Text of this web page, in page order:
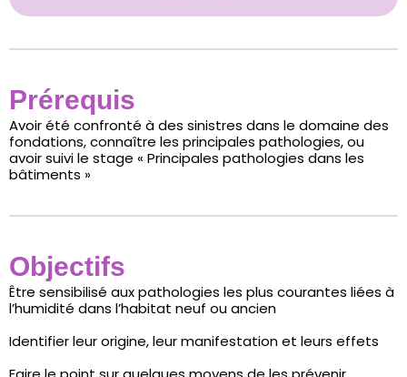
Prérequis
Avoir été confronté à des sinistres dans le domaine des
fondations, connaître les principales pathologies, ou
avoir suivi le stage « Principales pathologies dans les
bâtiments »
Objectifs
Être sensibilisé aux pathologies les plus courantes liées à
l’humidité dans l’habitat neuf ou ancien
Identifier leur origine, leur manifestation et leurs effets